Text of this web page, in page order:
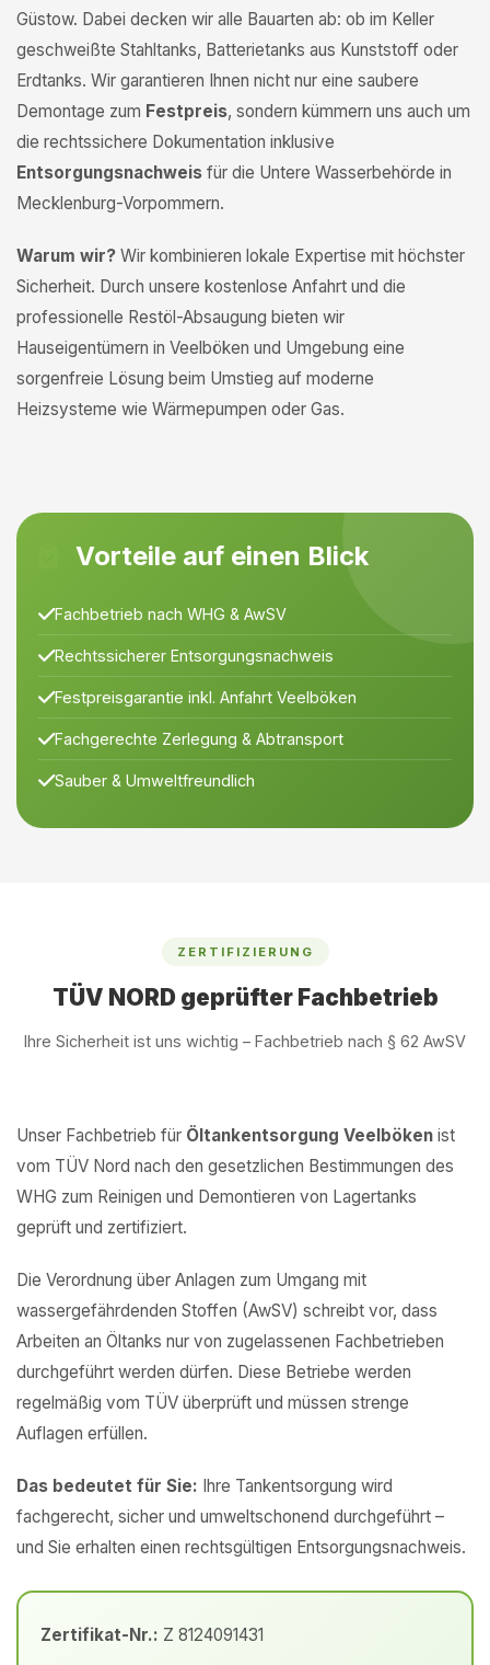
Güstow. Dabei decken wir alle Bauarten ab: ob im Keller
geschweißte Stahltanks, Batterietanks aus Kunststoff oder
Erdtanks. Wir garantieren Ihnen nicht nur eine saubere
Demontage zum Festpreis, sondern kümmern uns auch um
die rechtssichere Dokumentation inklusive
Entsorgungsnachweis für die Untere Wasserbehörde in
Mecklenburg-Vorpommern.
Warum wir? Wir kombinieren lokale Expertise mit höchster
Sicherheit. Durch unsere kostenlose Anfahrt und die
professionelle Restöl-Absaugung bieten wir
Hauseigentümern in Veelböken und Umgebung eine
sorgenfreie Lösung beim Umstieg auf moderne
Heizsysteme wie Wärmepumpen oder Gas.
Vorteile auf einen Blick
Fachbetrieb nach WHG & AwSV
Rechtssicherer Entsorgungsnachweis
Festpreisgarantie inkl. Anfahrt Veelböken
Fachgerechte Zerlegung & Abtransport
Sauber & Umweltfreundlich
ZERTIFIZIERUNG
TÜV NORD geprüfter Fachbetrieb
Ihre Sicherheit ist uns wichtig – Fachbetrieb nach § 62 AwSV
Unser Fachbetrieb für Öltankentsorgung Veelböken ist
vom TÜV Nord nach den gesetzlichen Bestimmungen des
WHG zum Reinigen und Demontieren von Lagertanks
geprüft und zertifiziert.
Die Verordnung über Anlagen zum Umgang mit
wassergefährdenden Stoffen (AwSV) schreibt vor, dass
Arbeiten an Öltanks nur von zugelassenen Fachbetrieben
durchgeführt werden dürfen. Diese Betriebe werden
regelmäßig vom TÜV überprüft und müssen strenge
Auflagen erfüllen.
Das bedeutet für Sie: Ihre Tankentsorgung wird
fachgerecht, sicher und umweltschonend durchgeführt –
und Sie erhalten einen rechtsgültigen Entsorgungsnachweis.
Zertifikat-Nr.: Z 8124091431